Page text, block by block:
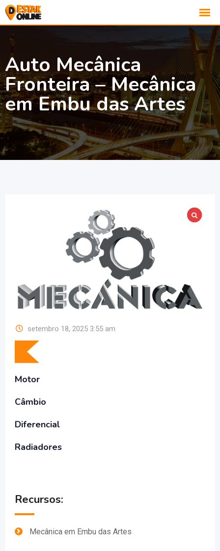
Auto Mecânica
Fronteira – Mecânica
em Embu das Artes
setembro 18, 2025 3:55 am
Motor
Câmbio
Diferencial
Radiadores
Recursos:
Mecânica em Embu das Artes